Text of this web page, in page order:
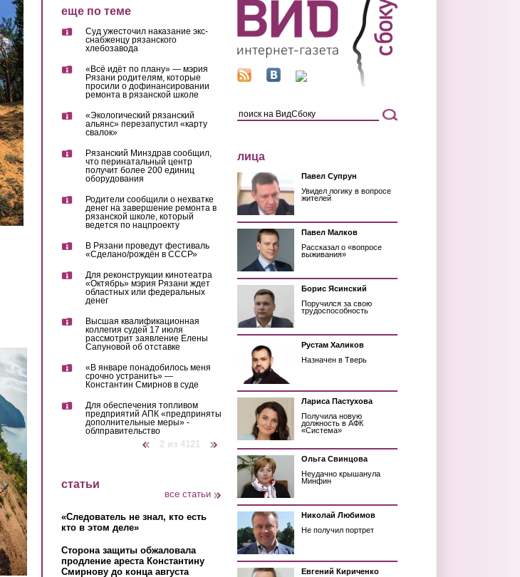
еще по теме
Суд ужесточил наказание экс-
снабженцу рязанского
хлебозавода
«Всё идёт по плану» — мэрия
Рязани родителям, которые
просили о дофинансировании
ремонта в рязанской школе
«Экологический рязанский
альянс» перезапустил «карту
свалок»
Рязанский Минздрав сообщил,
что перинатальный центр
получит более 200 единиц
оборудования
Родители сообщили о нехватке
денег на завершение ремонта в
рязанской школе, который
ведется по нацпроекту
В Рязани проведут фестиваль
«Сделано/рождён в СССР»
Для реконструкции кинотеатра
«Октябрь» мэрия Рязани ждет
областных или федеральных
денег
Высшая квалификационная
коллегия судей 17 июля
рассмотрит заявление Елены
Сапуновой об отставке
«В январе понадобилось меня
срочно устранить» —
Константин Смирнов в суде
Для обеспечения топливом
предприятий АПК «предприняты
дополнительные меры» -
облправительство
2 из 4121
статьи
все статьи
«Следователь не знал, кто есть
кто в этом деле»
Сторона защиты обжаловала
продление ареста Константину
Смирнову до конца августа
лица
Павел Супрун
Увидел логику в вопросе
жителей
Павел Малков
Рассказал о «вопросе
выживания»
Борис Ясинский
Поручился за свою
трудоспособность
Рустам Халиков
Назначен в Тверь
Лариса Пастухова
Получила новую
должность в АФК
«Система»
Ольга Свинцова
Неудачно крышанула
Минфин
Николай Любимов
Не получил портрет
Евгений Кириченко